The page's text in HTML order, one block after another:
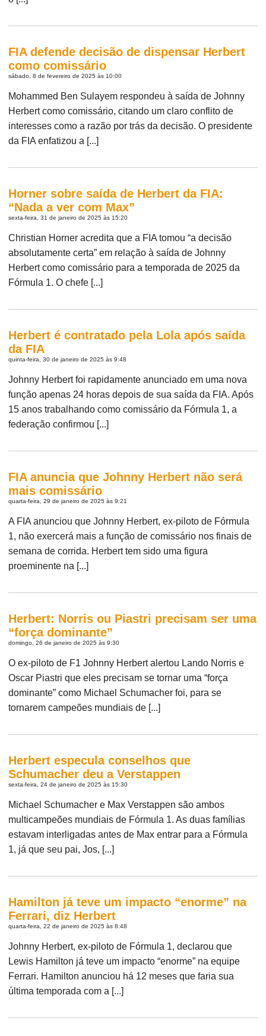
FIA defende decisão de dispensar Herbert
como comissário
sábado, 8 de fevereiro de 2025 às 10:00
Mohammed Ben Sulayem respondeu à saída de Johnny
Herbert como comissário, citando um claro conflito de
interesses como a razão por trás da decisão. O presidente
da FIA enfatizou a [...]
Horner sobre saída de Herbert da FIA:
“Nada a ver com Max”
sexta-feira, 31 de janeiro de 2025 às 15:20
Christian Horner acredita que a FIA tomou “a decisão
absolutamente certa” em relação à saída de Johnny
Herbert como comissário para a temporada de 2025 da
Fórmula 1. O chefe [...]
Herbert é contratado pela Lola após saída
da FIA
quinta-feira, 30 de janeiro de 2025 às 9:48
Johnny Herbert foi rapidamente anunciado em uma nova
função apenas 24 horas depois de sua saída da FIA. Após
15 anos trabalhando como comissário da Fórmula 1, a
federação confirmou [...]
FIA anuncia que Johnny Herbert não será
mais comissário
quarta-feira, 29 de janeiro de 2025 às 9:21
A FIA anunciou que Johnny Herbert, ex-piloto de Fórmula
1, não exercerá mais a função de comissário nos finais de
semana de corrida. Herbert tem sido uma figura
proeminente na [...]
Herbert: Norris ou Piastri precisam ser uma
“força dominante”
domingo, 26 de janeiro de 2025 às 9:30
O ex-piloto de F1 Johnny Herbert alertou Lando Norris e
Oscar Piastri que eles precisam se tornar uma “força
dominante” como Michael Schumacher foi, para se
tornarem campeões mundiais de [...]
Herbert especula conselhos que
Schumacher deu a Verstappen
sexta-feira, 24 de janeiro de 2025 às 15:30
Michael Schumacher e Max Verstappen são ambos
multicampeões mundiais de Fórmula 1. As duas famílias
estavam interligadas antes de Max entrar para a Fórmula
1, já que seu pai, Jos, [...]
Hamilton já teve um impacto “enorme” na
Ferrari, diz Herbert
quarta-feira, 22 de janeiro de 2025 às 8:48
Johnny Herbert, ex-piloto de Fórmula 1, declarou que
Lewis Hamilton já teve um impacto “enorme” na equipe
Ferrari. Hamilton anunciou há 12 meses que faria sua
última temporada com a [...]